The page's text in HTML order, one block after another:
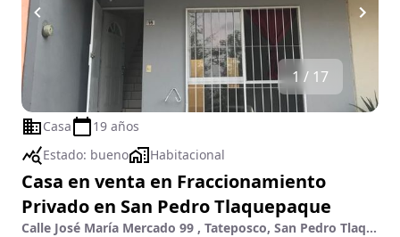
1 / 17
Casa
19 años
Estado: bueno Habitacional
Casa en venta en Fraccionamiento
Privado en San Pedro Tlaquepaque
Calle José María Mercado 99 , Tateposco, San Pedro Tlaquepaque, Jalisco